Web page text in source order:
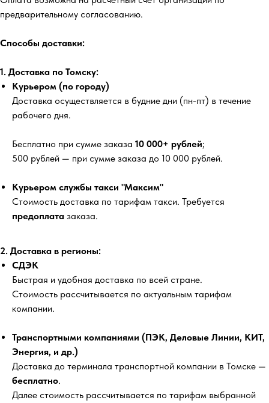
предварительному согласованию.
Способы доставки:
1. Доставка по Томску:
Курьером (по городу)
Доставка осуществляется в будние дни (пн-пт) в течение
рабочего дня.
Бесплатно при сумме заказа 10 000+ рублей;
500 рублей — при сумме заказа до 10 000 рублей.
Курьером службы такси "Максим"
Стоимость доставка по тарифам такси. Требуется
предоплата заказа.
2. Доставка в регионы:
СДЭК
Быстрая и удобная доставка по всей стране.
Стоимость рассчитывается по актуальным тарифам
компании.
Транспортными компаниями (ПЭК, Деловые Линии, КИТ,
Энергия, и др.)
Доставка до терминала транспортной компании в Томске —
бесплатно.
Далее стоимость рассчитывается по тарифам выбранной